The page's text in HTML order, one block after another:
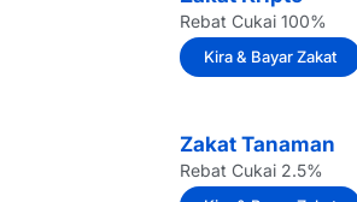
Rebat Cukai 100%
Kira & Bayar Zakat
Zakat Tanaman
Rebat Cukai 2.5%